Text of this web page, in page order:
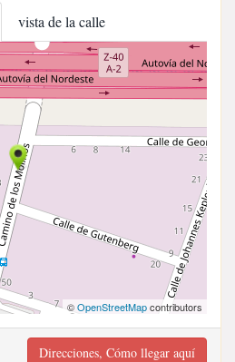
vista de la calle
©OpenStreetMapcontributors
Direcciones, Cómo llegar aquí